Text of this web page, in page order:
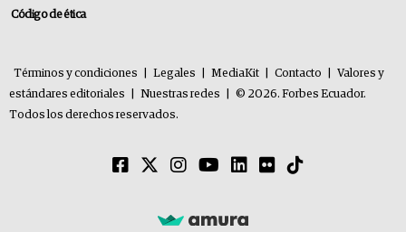
Código de ética
Términos y condiciones Legales MediaKit Contacto
Valores y
estándares editoriales
Nuestras redes
© 2026. Forbes Ecuador.
Todos los derechos reservados.